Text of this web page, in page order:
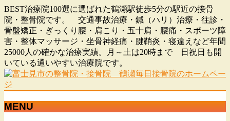
BEST治療院100選に選ばれた鶴瀬駅徒歩5分の駅近の接骨
院・整骨院です。 交通事故治療・鍼（ハリ）治療・往診・
骨盤矯正・ぎっくり腰・肩こり・五十肩・腰痛・スポーツ障
害・整体マッサージ・坐骨神経痛・腱鞘炎・寝違えなど年間
25000人の確かな治療実績。月～土は20時まで 日祝日も開
いている通いやすい治療院です。
MENU